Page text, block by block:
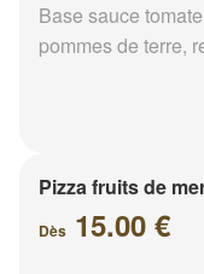
Base sauce
pommes de terre,
Pizza fruits de
Dès 15.00 €